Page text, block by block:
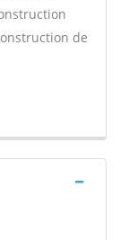
de